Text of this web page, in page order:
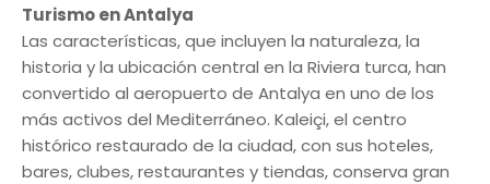
Turismo en Antalya
Las características, que incluyen la naturaleza, la
historia y la ubicación central en la Riviera turca, han
convertido al aeropuerto de Antalya en uno de los
más activos del Mediterráneo. Kaleiçi, el centro
histórico restaurado de la ciudad, con sus hoteles,
bares, clubes, restaurantes y tiendas, conserva gran